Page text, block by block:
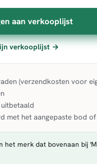
aan verkooplijst
verkooplijst →
(verzendkosten voor
met het aangepaste bod
het merk dat bovenaan bij